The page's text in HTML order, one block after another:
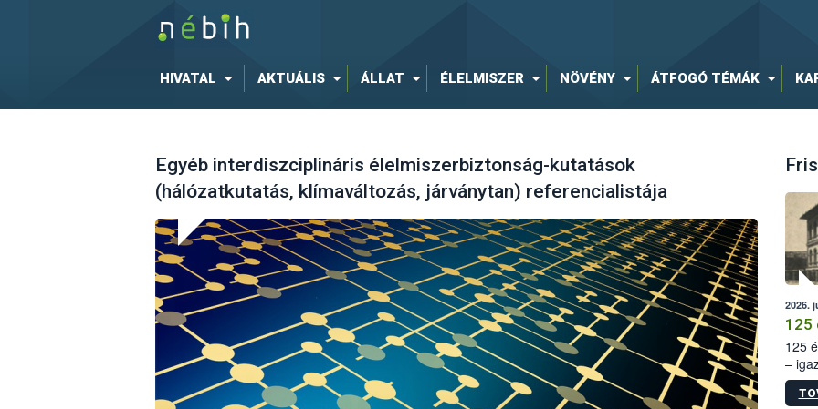
HIVATAL AKTUÁLIS ÁLLAT ÉLELMISZER NÖVÉNY ÁTFOGÓ TÉMÁK
Egyéb interdiszciplináris élelmiszerbiztonság-kutatások
(hálózatkutatás, klímaváltozás, járványtan) referencialistája
2026.
125
125
–
15.